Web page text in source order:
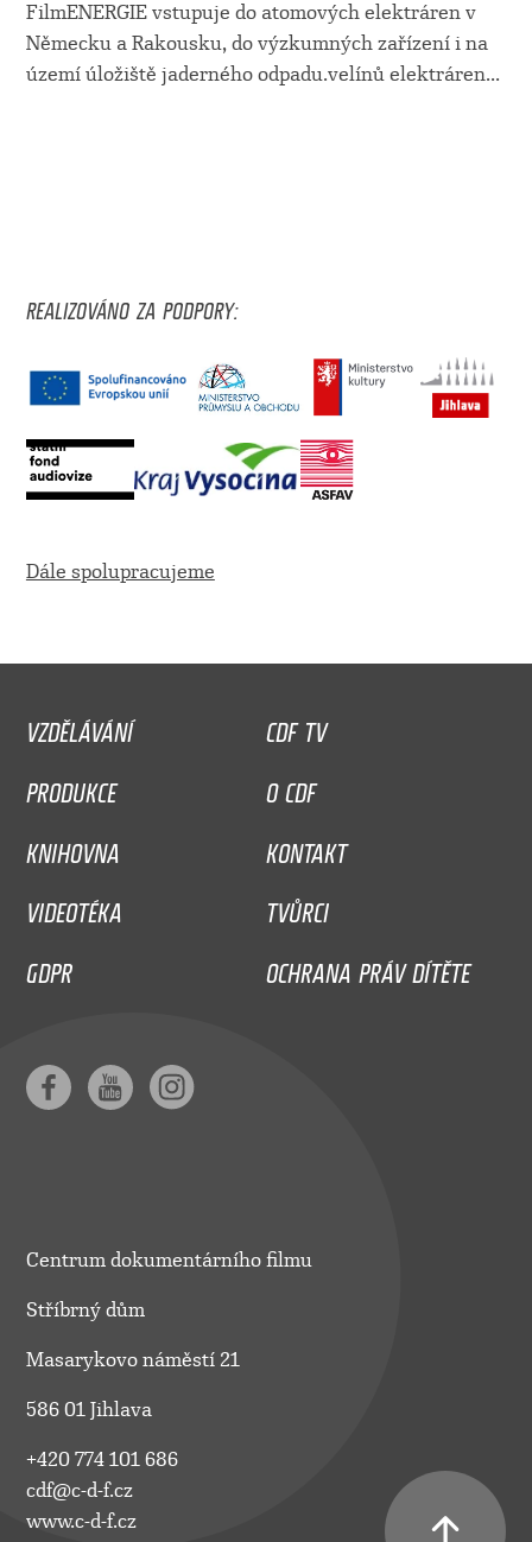
FilmENERGIE vstupuje do atomových elektráren v
Německu a Rakousku, do výzkumných zařízení i na
území úložiště jaderného odpadu.velínů elektráren...
REALIZOVÁNO ZA PODPORY:
Dále spolupracujeme
VZDĚLÁVÁNÍ
CDF TV
PRODUKCE
O CDF
KNIHOVNA
KONTAKT
VIDEOTÉKA
TVŮRCI
GDPR
OCHRANA PRÁV DÍTĚTE
Centrum dokumentárního filmu
Stříbrný dům
Masarykovo náměstí 21
586 01 Jihlava
+420 774 101 686
cdf@c-d-f.cz
www.c-d-f.cz